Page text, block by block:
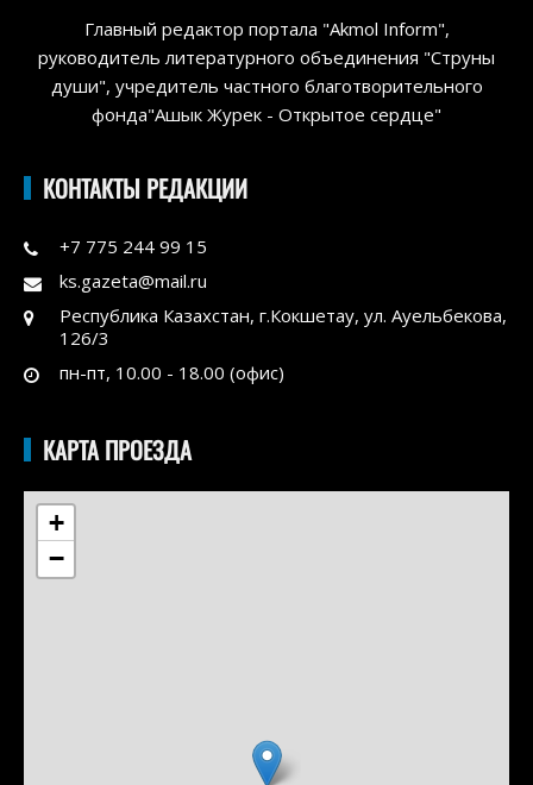
Главный редактор портала "Akmol Inform",
руководитель литературного объединения "Струны
души", учредитель частного благотворительного
фонда"Ашык Журек - Открытое сердце"
КОНТАКТЫ РЕДАКЦИИ
+7 775 244 99 15
ks.gazeta@mail.ru
Республика Казахстан, г.Кокшетау, ул. Ауельбекова,
126/3
пн-пт, 10.00 - 18.00 (офис)
КАРТА ПРОЕЗДА
+
−